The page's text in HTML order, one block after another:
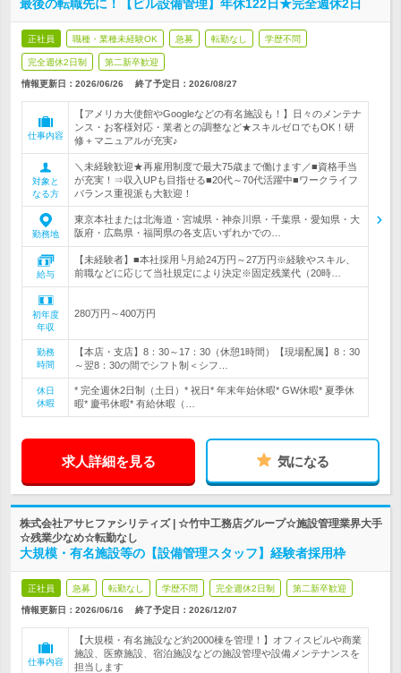
最後の転職先に！【ビル設備管理】年休122日★完全週休2日
正社員 職種・業種未経験OK 急募 転勤なし 学歴不問
完全週休2日制 第二新卒歓迎
情報更新日：2026/06/26 終了予定日： 2026/08/27
仕事内容
【アメリカ大使館やGoogleなどの有名施設も！】日々のメンテナ
ンス・お客様対応・業者との調整など★スキルゼロでもOK！研
修＋マニュアルが充実♪
対象と
なる方
＼未経験歓迎★再雇用制度で最大75歳まで働けます／■資格手当
が充実！⇒収入UPも目指せる■20代～70代活躍中■ワークライフ
バランス重視派も大歓迎！
勤務地
東京本社または北海道・宮城県・神奈川県・千葉県・愛知県・大
阪府・広島県・福岡県の各支店いずれかでの…
給与
【未経験者】■本社採用└月給24万円～27万円※経験やスキル、
前職などに応じて当社規定により決定※固定残業代（20時…
初年度
年収
280万円～400万円
勤務
時間
【本店・支店】8：30～17：30（休憩1時間）【現場配属】8：30
～翌8：30の間でシフト制＜シフ…
休日
休暇
* 完全週休2日制（土日）* 祝日* 年末年始休暇* GW休暇* 夏季休
暇* 慶弔休暇* 有給休暇（…
求人詳細を見る 気になる
株式会社アサヒファシリティズ | ☆竹中工務店グループ☆施設管理業界大手
☆残業少なめ☆転勤なし
大規模・有名施設等の【設備管理スタッフ】経験者採用枠
正社員 急募 転勤なし 学歴不問 完全週休2日制 第二新卒歓迎
情報更新日：2026/06/16 終了予定日： 2026/12/07
仕事内容
【大規模・有名施設など約2000棟を管理！】オフィスビルや商業
施設、医療施設、宿泊施設などの施設管理や設備メンテナンスを
担当します